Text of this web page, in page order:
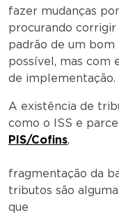
fazer mudanças
procurando
padrão de um bom
possível, mas com
de implementação.
A existência de
como o ISS e
PIS/Cofins,
fragmentação da
tributos são
que